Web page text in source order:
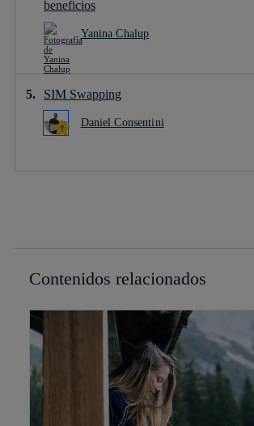
beneficios
Yanina Chalup
SIM Swapping
Daniel Consentini
Contenidos relacionados